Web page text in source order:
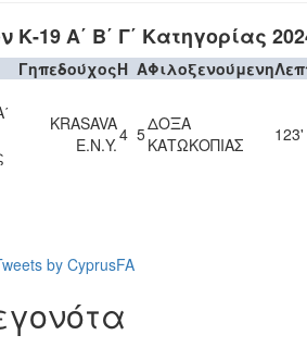
19 Α΄ Β΄ Γ΄ Κατηγορίας
ΓηπεδούχοςH AΦιλοξενούμενη
KRASAVA
Ε.Ν.Y.4 5ΔΟΞΑ
ΚΑΤΩΚΟΠΙΑΣ
123'
by CyprusFA